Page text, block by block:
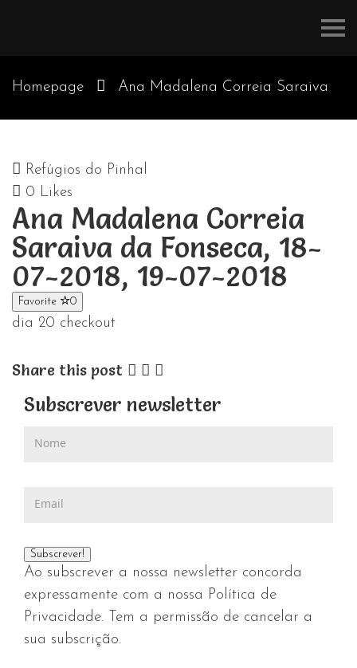
Homepage Ana Madalena Correia Saraiva
Refúgios do Pinhal
0 Likes
Ana Madalena Correia
Saraiva da Fonseca, 18-
07-2018, 19-07-2018
Favorite 0
dia 20 checkout
Share this post
Subscrever newsletter
Ao subscrever a nossa newsletter concorda
expressamente com a nossa Política de
Privacidade. Tem a permissão de cancelar a
sua subscrição.